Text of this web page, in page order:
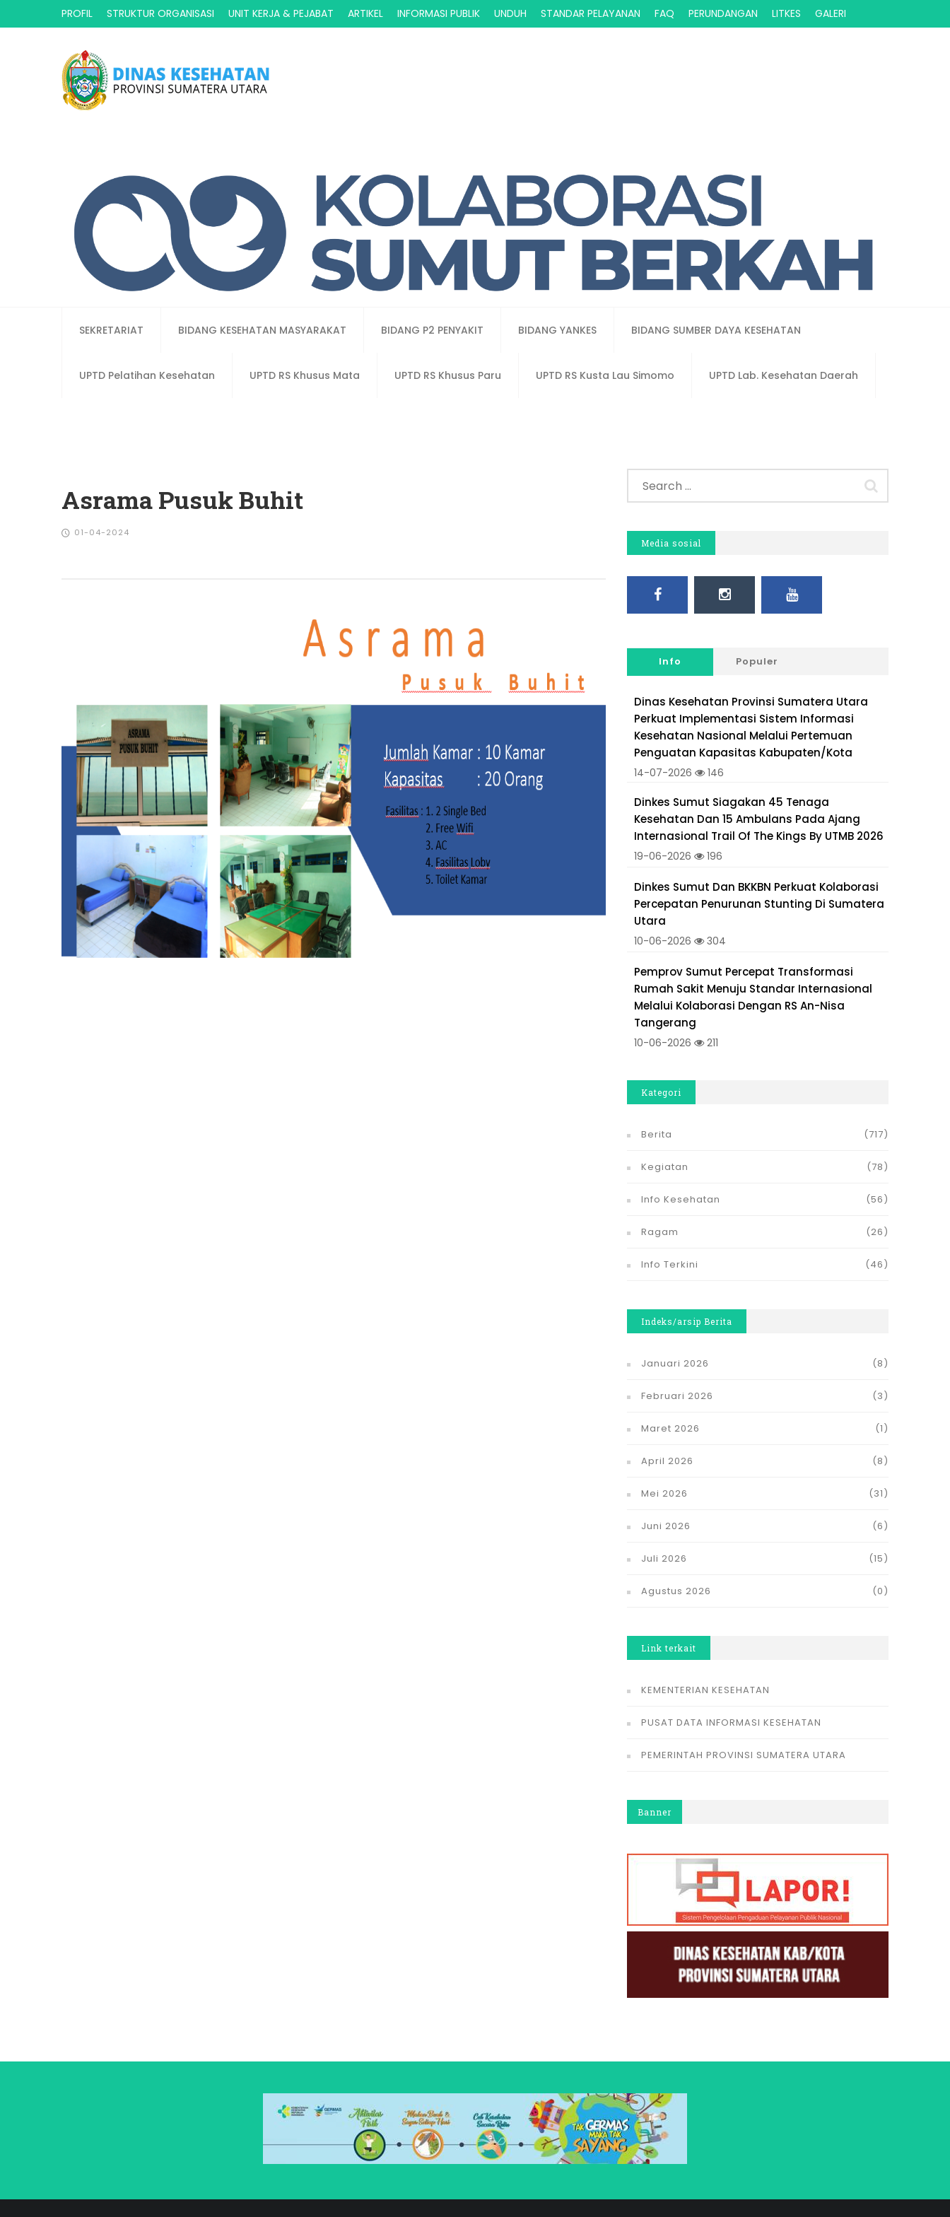
PROFIL STRUKTUR ORGANISASI UNIT KERJA & PEJABAT ARTIKEL INFORMASI PUBLIK UNDUH STANDAR PELAYANAN FAQ PERUNDANGAN LITKES GALERI
SEKRETARIAT BIDANG KESEHATAN MASYARAKAT BIDANG P2 PENYAKIT BIDANG YANKES BIDANG SUMBER DAYA KESEHATAN
UPTD Pelatihan Kesehatan UPTD RS Khusus Mata UPTD RS Khusus Paru UPTD RS Kusta Lau Simomo UPTD Lab. Kesehatan Daerah
Asrama Pusuk Buhit
01-04-2024
Media sosial
Info Populer
Dinas Kesehatan Provinsi Sumatera Utara
Perkuat Implementasi Sistem Informasi
Kesehatan Nasional Melalui Pertemuan
Penguatan Kapasitas Kabupaten/Kota
14-07-2026 146
Dinkes Sumut Siagakan 45 Tenaga
Kesehatan Dan 15 Ambulans Pada Ajang
Internasional Trail Of The Kings By UTMB 2026
19-06-2026 196
Dinkes Sumut Dan BKKBN Perkuat Kolaborasi
Percepatan Penurunan Stunting Di Sumatera
Utara
10-06-2026 304
Pemprov Sumut Percepat Transformasi
Rumah Sakit Menuju Standar Internasional
Melalui Kolaborasi Dengan RS An-Nisa
Tangerang
10-06-2026 211
Kategori
Berita (717)
Kegiatan (78)
Info Kesehatan (56)
Ragam (26)
Info Terkini (46)
Indeks/arsip Berita
Januari 2026 (8)
Februari 2026 (3)
Maret 2026 (1)
April 2026 (8)
Mei 2026 (31)
Juni 2026 (6)
Juli 2026 (15)
Agustus 2026 (0)
Link terkait
KEMENTERIAN KESEHATAN
PUSAT DATA INFORMASI KESEHATAN
PEMERINTAH PROVINSI SUMATERA UTARA
Banner